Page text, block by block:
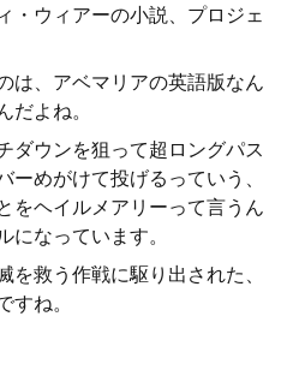
・ウィアーの小説、プロジェ
は、アベマリアの英語版なん
だよね。
ダウンを狙って超ロングパス
ーめがけて投げるっていう、
をヘイルメアリーって言うん
になっています。
を救う作戦に駆り出された、
すね。